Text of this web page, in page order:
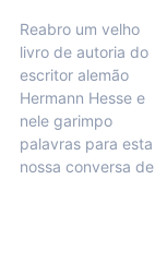
Reabro um velho
livro de autoria do
escritor alemão
Hermann Hesse e
nele garimpo
palavras para esta
nossa conversa de